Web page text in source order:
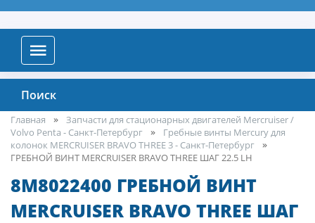
Поиск
Главная
Запчасти для стационарных двигателей Mercruiser /
Volvo Penta - Санкт-Петербург
Гребные винты Mercury для
колонок MERCRUISER BRAVO THREE 3 - Санкт-Петербург
ГРЕБНОЙ ВИНТ MERCRUISER BRAVO THREE ШАГ 22.5 LH
8M8022400 ГРЕБНОЙ ВИНТ
MERCRUISER BRAVO THREE ШАГ